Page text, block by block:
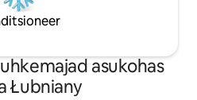
asukohas
Łubniany